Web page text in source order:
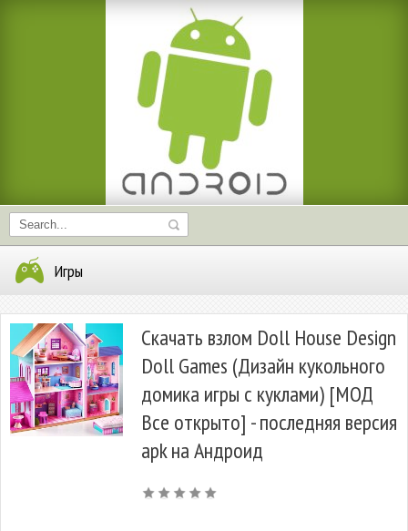
Игры
Скачать взлом Doll House Design
Doll Games (Дизайн кукольного
домика игры с куклами) [МОД
Все открыто] - последняя версия
apk на Андроид